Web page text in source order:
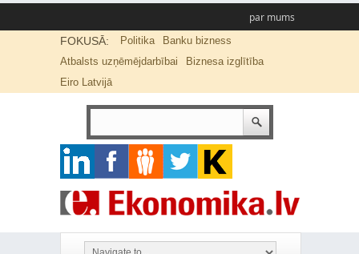
par mums
FOKUSĀ: Politika
Banku bizness
Atbalsts uzņēmējdarbībai
Biznesa izglītība
Eiro Latvijā